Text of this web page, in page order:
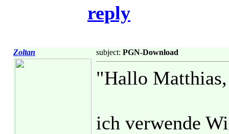
reply
Zoltan subject: PGN-Download
"Hallo Matthias,
ich verwende